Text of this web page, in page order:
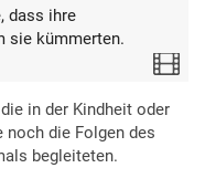
dass ihre
sie kümmerten.
in der Kindheit oder
noch die Folgen des
begleiteten.